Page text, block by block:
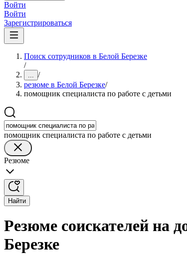
Войти
Войти
Зарегистрироваться
Поиск сотрудников в Белой Березке
/
... /
резюме в Белой Березке/
помощник специалиста по работе с детьми
помощник специалиста по работе с детьми
Резюме
Найти
Резюме соискателей на
Березке